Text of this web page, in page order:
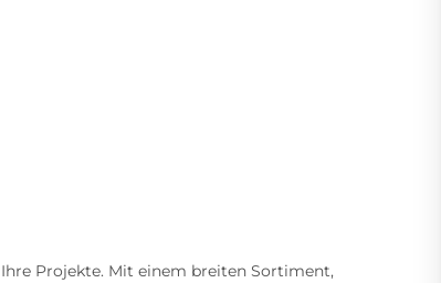
Projekte. Mit einem breiten Sortiment,